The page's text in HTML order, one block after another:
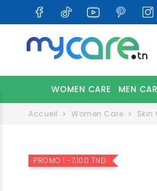
WOMEN CARE MEN
Accueil Women Care Skin
PROMO ! -7,100 TND